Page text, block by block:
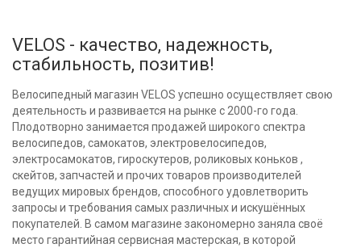
VELOS - качество, надежность,
стабильность, позитив!
Велосипедный магазин VELOS успешно осуществляет свою
деятельность и развивается на рынке с 2000-го года.
Плодотворно занимается продажей широкого спектра
велосипедов, самокатов, электровелосипедов,
электросамокатов, гироскутеров, роликовых коньков ,
скейтов, запчастей и прочих товаров производителей
ведущих мировых брендов, способного удовлетворить
запросы и требования самых различных и искушённых
покупателей. В самом магазине закономерно заняла своё
место гарантийная сервисная мастерская, в которой